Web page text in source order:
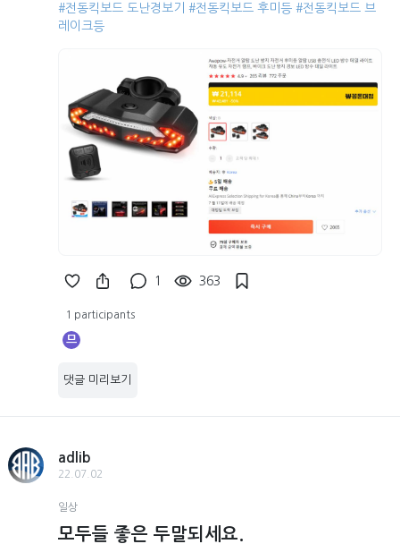
#전동킥보드 도난경보기 #전동킥보드 후미등 #전동킥보드 브
레이크등
1 363
1 participants
므
댓글 미리보기
adlib
22.07.02
일상
모두들 좋은 두말되세요.